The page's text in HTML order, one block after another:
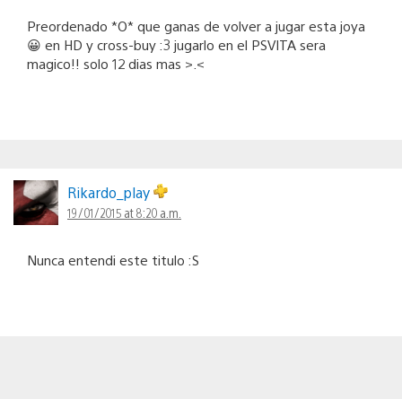
Preordenado *O* que ganas de volver a jugar esta joya
😀 en HD y cross-buy :3 jugarlo en el PSVITA sera
magico!! solo 12 dias mas >.<
Rikardo_play
19/01/2015 at 8:20 a.m.
Nunca entendi este titulo :S